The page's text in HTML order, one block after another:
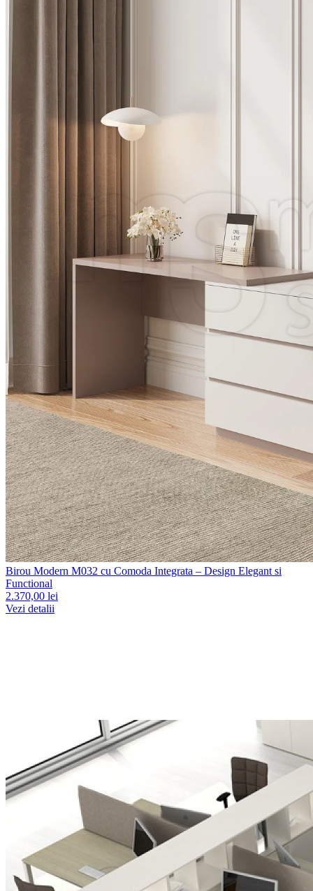
Birou Modern M032 cu Comoda Integrata – Design Elegant si
Functional
2.370,00 lei
Vezi detalii